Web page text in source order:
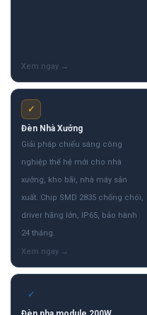
✓
Đèn Nhà Xưởng
Giải pháp chiếu sáng công
nghiệp thế hệ mới cho nhà
xưởng, kho bãi, nhà máy sản
xuất. Chip SMD 2835 chống chói,
driver hãng lớn, IP65, bảo hành
24 tháng.
✓